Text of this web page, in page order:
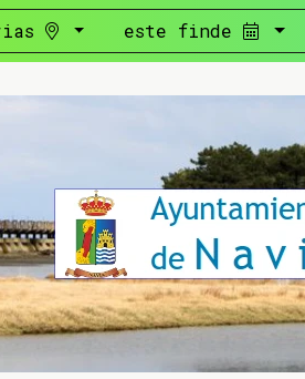
este finde